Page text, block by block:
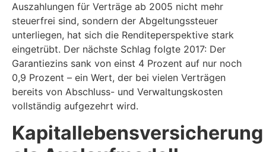
Auszahlungen für Verträge ab 2005 nicht mehr
steuerfrei sind, sondern der Abgeltungssteuer
unterliegen, hat sich die Renditeperspektive stark
eingetrübt. Der nächste Schlag folgte 2017: Der
Garantiezins sank von einst 4 Prozent auf nur noch
0,9 Prozent – ein Wert, der bei vielen Verträgen
bereits von Abschluss- und Verwaltungskosten
vollständig aufgezehrt wird.
Kapitallebensversicherung